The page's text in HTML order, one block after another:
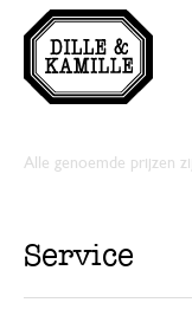
Alle genoemde prijzen
Service